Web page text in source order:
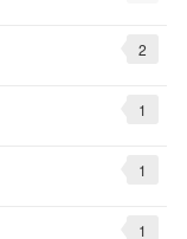
2
1
1
1